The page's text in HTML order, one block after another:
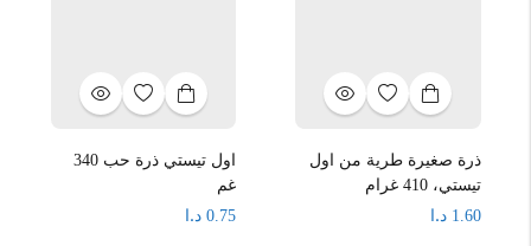
ذرة صغيرة طرية من اول
تيستي، 410 غرام
1.60 د.ا
اول تيستي ذرة حب 340
غم
0.75 د.ا